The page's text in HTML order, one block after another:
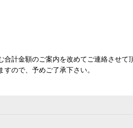
計金額のご案内を改めてご連絡させて
ので、予めご了承下さい。